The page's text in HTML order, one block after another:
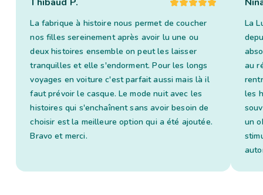
La fabrique à histoire nous permet de coucher
nos filles sereinement après avoir lu une ou
deux histoires ensemble on peut les laisser
tranquilles et elle s'endorment. Pour les longs
voyages en voiture c'est parfait aussi mais là il
faut prévoir le casque. Le mode nuit avec les
histoires qui s'enchaînent sans avoir besoin de
choisir est la meilleure option qui a été ajoutée.
Bravo et merci.
La
au
les
un